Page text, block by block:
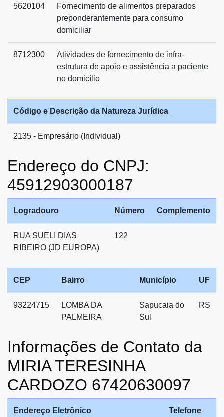
5620104
Fornecimento de alimentos preparados
preponderantemente para consumo
domiciliar
8712300
Atividades de fornecimento de infra-
estrutura de apoio e assistência a paciente
no domicílio
Código e Descrição da Natureza Jurídica
2135 - Empresário (Individual)
Endereço do CNPJ:
45912903000187
Logradouro Número Complemento
RUA SUELI DIAS
RIBEIRO (JD EUROPA)
122
CEP Bairro Município UF
93224715
LOMBA DA
PALMEIRA
Sapucaia do
Sul
RS
Informações de Contato da
MIRIA TERESINHA
CARDOZO 67420630097
Endereço Eletrônico Telefone